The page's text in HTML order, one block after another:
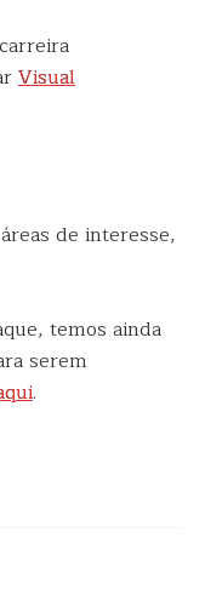
Visual
de interesse,
temos ainda
serem
.